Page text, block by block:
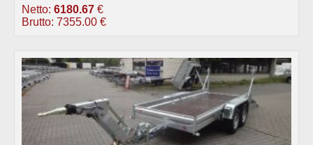
Netto: 6180.67 €
Brutto: 7355.00 €